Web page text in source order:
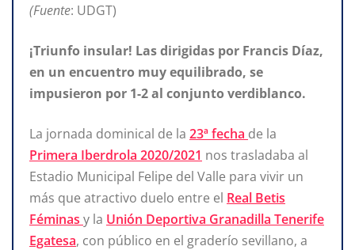
(Fuente: UDGT)
¡Triunfo insular! Las dirigidas por Francis Díaz,
en un encuentro muy equilibrado, se
impusieron por 1-2 al conjunto verdiblanco.
La jornada dominical de la 23ªfecha de la
Primera Iberdrola 2020/2021 nos trasladaba al
Estadio Municipal Felipe del Valle para vivir un
más que atractivo duelo entre el Real Betis
Féminas y la Unión Deportiva Granadilla Tenerife
Egatesa, con público en el graderío sevillano, a